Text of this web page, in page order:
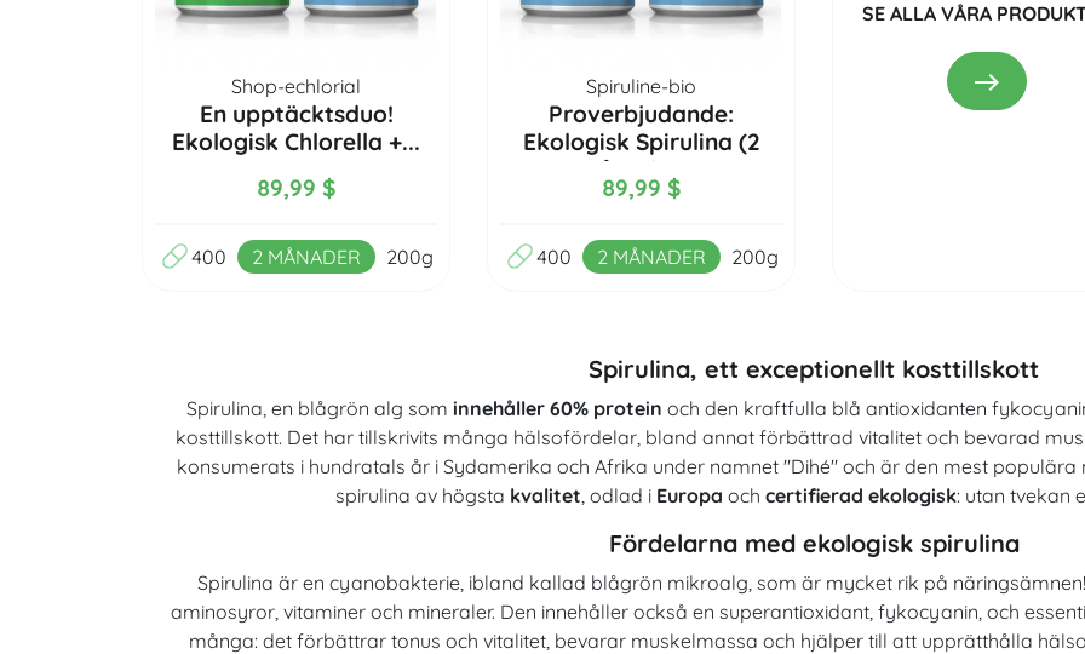
Shop-echlorial
En upptäcktsduo!
Ekologisk Chlorella +...
89,99 $
400 2 MÅNADER 200g
Spiruline-bio
Proverbjudande:
Ekologisk Spirulina (2
månader)...
89,99 $
400 2 MÅNADER 200g
SE ALLA VÅRA
east
Spirulina, ett exceptionellt kosttillskott
Spirulina, en blågrön alg som innehåller 60% protein och den kraftfulla blå antioxidanten
kosttillskott. Det har tillskrivits många hälsofördelar, bland annat förbättrad vitalitet och bevarad
konsumerats i hundratals år i Sydamerika och Afrika under namnet "Dihé" och är den mest
spirulina av högsta kvalitet, odlad i Europa och certifierad ekologisk: utan tvekan
Fördelarna med ekologisk spirulina
Spirulina är en cyanobakterie, ibland kallad blågrön mikroalg, som är mycket rik på
aminosyror, vitaminer och mineraler. Den innehåller också en superantioxidant, fykocyanin, och
många: det förbättrar tonus och vitalitet, bevarar muskelmassa och hjälper till att upprätthålla